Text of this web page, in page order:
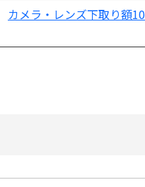
カメラ・レンズ下取り額